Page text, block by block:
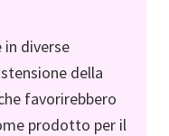
in diverse
della
favorirebbero
prodotto per il